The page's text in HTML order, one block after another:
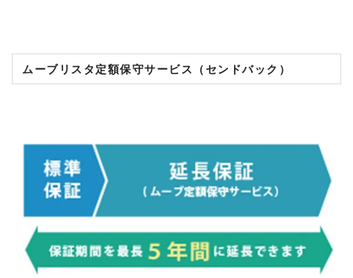
ムーブリスタ定額保守サービス（センドバック）